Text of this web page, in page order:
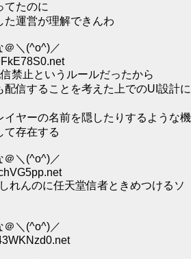
てたのに
た運営が理解できんわ
＠＼(^o^)／
禁止というルールだったから
配信することを考えた上でのUI設計に
イヤーの名前を隠したりするような機
て存在する
＠＼(^o^)／
れんのに任天堂信者ときめつけるソ
＠＼(^o^)／